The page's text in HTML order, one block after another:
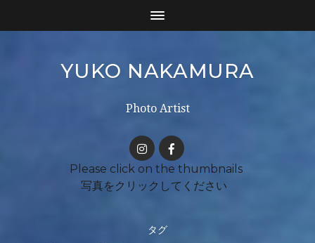
YUKO NAKAMURA
Photo Artist
タグ